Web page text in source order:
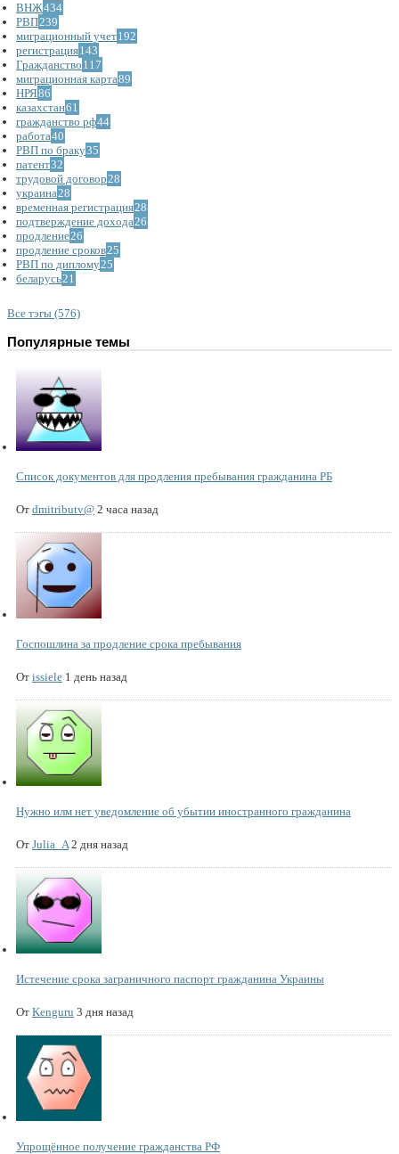
ВНЖ434
РВП239
миграционный учет192
регистрация143
Гражданство 117
миграционная карта89
НРЯ86
казахстан61
гражданство рф44
работа40
РВП по браку35
патент32
трудовой договор28
украина28
временная регистрация28
подтверждение дохода26
продление26
продление сроков25
РВП по диплому25
беларусь21
Все тэгы (576)
Популярные темы
Список документов для продления пребывания гражданина РБ
От dmitributv@ 2 часа назад
Госпошлина за продление срока пребывания
От issiele 1 день назад
Нужно илм нет уведомление об убытии иностранного гражданина
От Julia_A 2 дня назад
Истечение срока заграничного паспорт гражданина Украины
От Kenguru 3 дня назад
Упрощённое получение гражданства РФ